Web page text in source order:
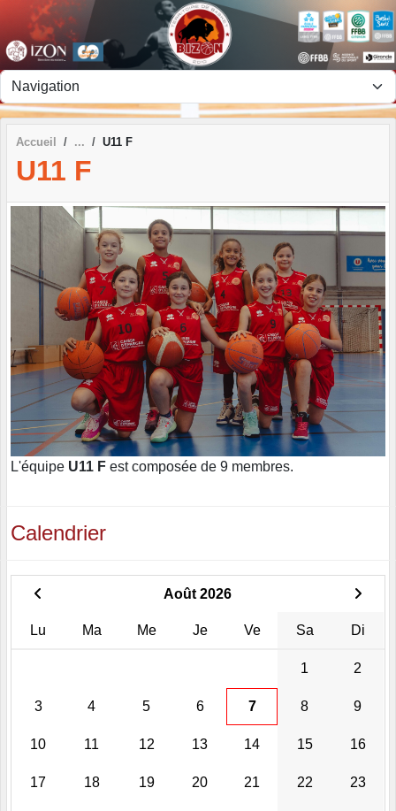
Accueil U11 F
U11 F
L'équipe U11 F est composée de 9 membres.
Calendrier
Août 2026
Lu Ma Me Je Ve Sa Di
1 2
3 4 5 6 7 8 9
10 11 12 13 14 15 16
17 18 19 20 21 22 23
Panneau de gestion des cookies